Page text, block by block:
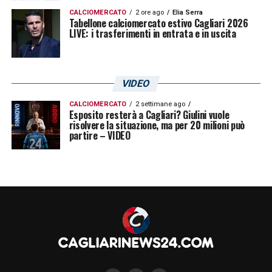
LA PLAYLIST DELLE NOSTRE TOP NEWS
CALCIOMERCATO 2 ore ago Elia Serra
Tabellone calciomercato estivo Cagliari 2026
LIVE: i trasferimenti in entrata e in uscita
VIDEO
CALCIOMERCATO 2 settimane ago
Esposito resterà a Cagliari? Giulini vuole
risolvere la situazione, ma per 20 milioni può
partire – VIDEO